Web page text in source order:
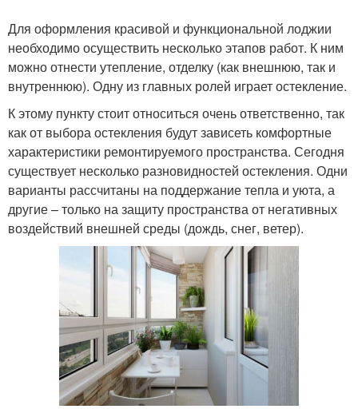
Для оформления красивой и функциональной лоджии
необходимо осуществить несколько этапов работ. К ним
можно отнести утепление, отделку (как внешнюю, так и
внутреннюю). Одну из главных ролей играет остекление.
К этому пункту стоит относиться очень ответственно, так
как от выбора остекления будут зависеть комфортные
характеристики ремонтируемого пространства. Сегодня
существует несколько разновидностей остекления. Одни
варианты рассчитаны на поддержание тепла и уюта, а
другие – только на защиту пространства от негативных
воздействий внешней среды (дождь, снег, ветер).